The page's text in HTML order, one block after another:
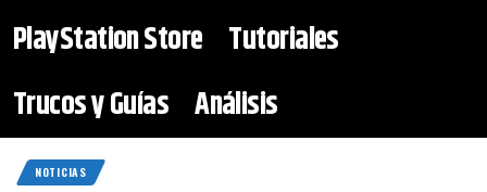
PlayStation Store Tutoriales
Trucos y Guías Análisis
NOTICIAS